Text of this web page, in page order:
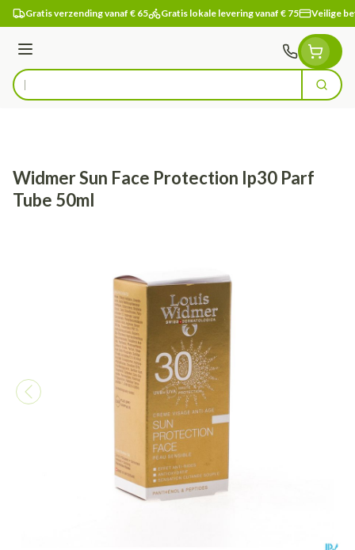
Ga naar de inhoud
Gratis verzending vanaf € 65 Gratis lokale levering vanaf € 75 Veilige
Menu
Product, merk, categorie... Zoek
Widmer Sun Face Protection Ip30 Parf
Tube 50ml